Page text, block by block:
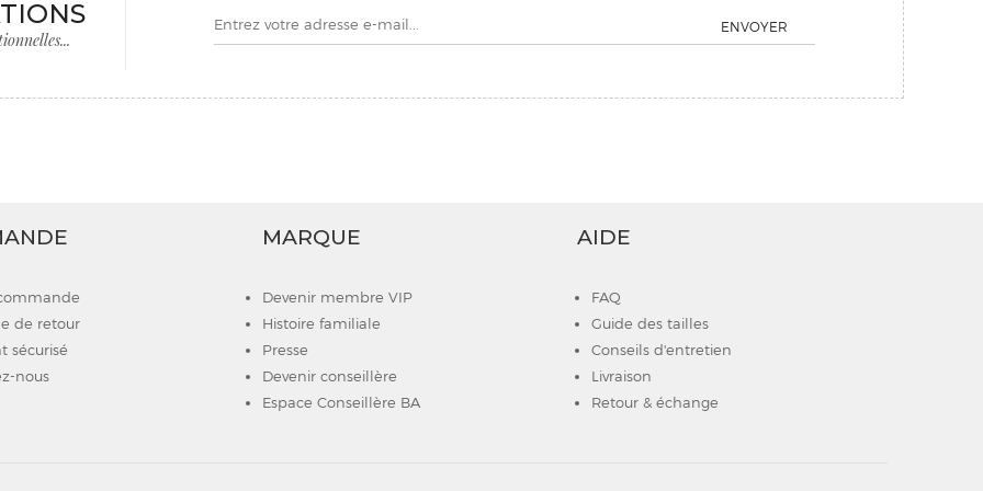
ENVOYER
de retour
sécurisé
nous
MARQUE
Devenir membre VIP
Histoire familiale
Presse
Devenir conseillère
Espace Conseillère BA
AIDE
FAQ
Guide des tailles
Conseils d'entretien
Livraison
Retour & échange